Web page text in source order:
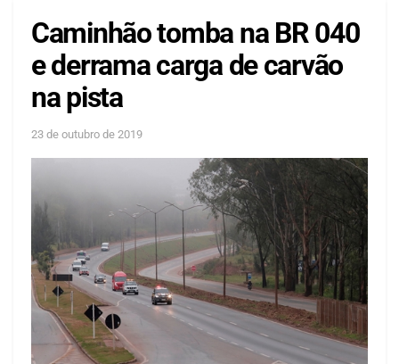
Caminhão tomba na BR 040
e derrama carga de carvão
na pista
23 de outubro de 2019